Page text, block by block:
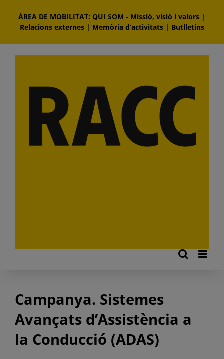
content
ÀREA DE MOBILITAT: QUI SOM - Missió, visió i valors |
Relacions externes| Memòria d‘activitats| Butlletins
Campanya. Sistemes
Avançats d’Assistència a
la Conducció (ADAS)